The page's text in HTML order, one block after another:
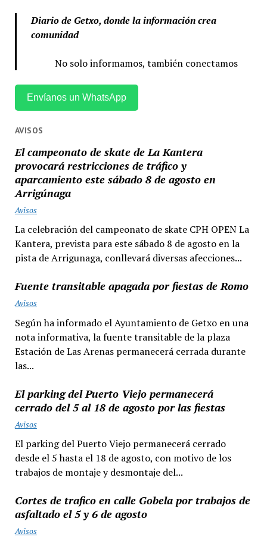
Diario de Getxo, donde la información crea
comunidad
No solo informamos, también conectamos
Envíanos un WhatsApp
AVISOS
El campeonato de skate de La Kantera
provocará restricciones de tráfico y
aparcamiento este sábado 8 de agosto en
Arrigúnaga
Avisos
La celebración del campeonato de skate CPH OPEN La
Kantera, prevista para este sábado 8 de agosto en la
pista de Arrigunaga, conllevará diversas afecciones...
Fuente transitable apagada por fiestas de Romo
Avisos
Según ha informado el Ayuntamiento de Getxo en una
nota informativa, la fuente transitable de la plaza
Estación de Las Arenas permanecerá cerrada durante
las...
El parking del Puerto Viejo permanecerá
cerrado del 5 al 18 de agosto por las fiestas
Avisos
El parking del Puerto Viejo permanecerá cerrado
desde el 5 hasta el 18 de agosto, con motivo de los
trabajos de montaje y desmontaje del...
Cortes de trafico en calle Gobela por trabajos de
asfaltado el 5 y 6 de agosto
Avisos